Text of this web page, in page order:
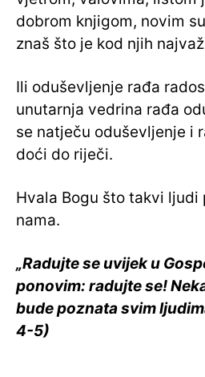
dobrom knjigom, novim
znaš što je kod njih
Ili oduševljenje rađa
unutarnja vedrina rađa
se natječu oduševljenje i
doći do riječi.
Hvala Bogu što takvi ljudi
nama.
„Radujte se uvijek u
ponovim: radujte se!
bude poznata svim
4-5)